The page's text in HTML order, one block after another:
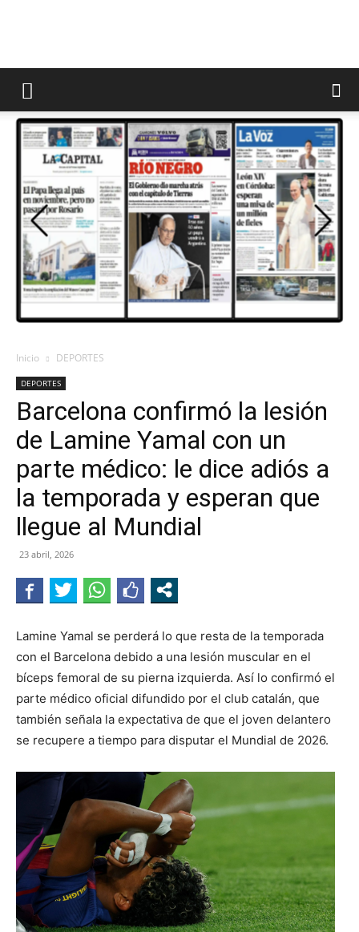
Inicio DEPORTES
DEPORTES
Barcelona confirmó la lesión
de Lamine Yamal con un
parte médico: le dice adiós a
la temporada y esperan que
llegue al Mundial
23 abril, 2026
Lamine Yamal se perderá lo que resta de la temporada
con el Barcelona debido a una lesión muscular en el
bíceps femoral de su pierna izquierda. Así lo confirmó el
parte médico oficial difundido por el club catalán, que
también señala la expectativa de que el joven delantero
se recupere a tiempo para disputar el Mundial de 2026.